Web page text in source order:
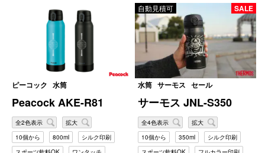
ピーコック 水筒
Peacock AKE-R81
全2色表示
拡大
10個から
800ml
シルク印刷
自動見積可 SALE
水筒 サーモス セール
サーモス JNL-S350
全4色表示
拡大
10個から
350ml
シルク印刷